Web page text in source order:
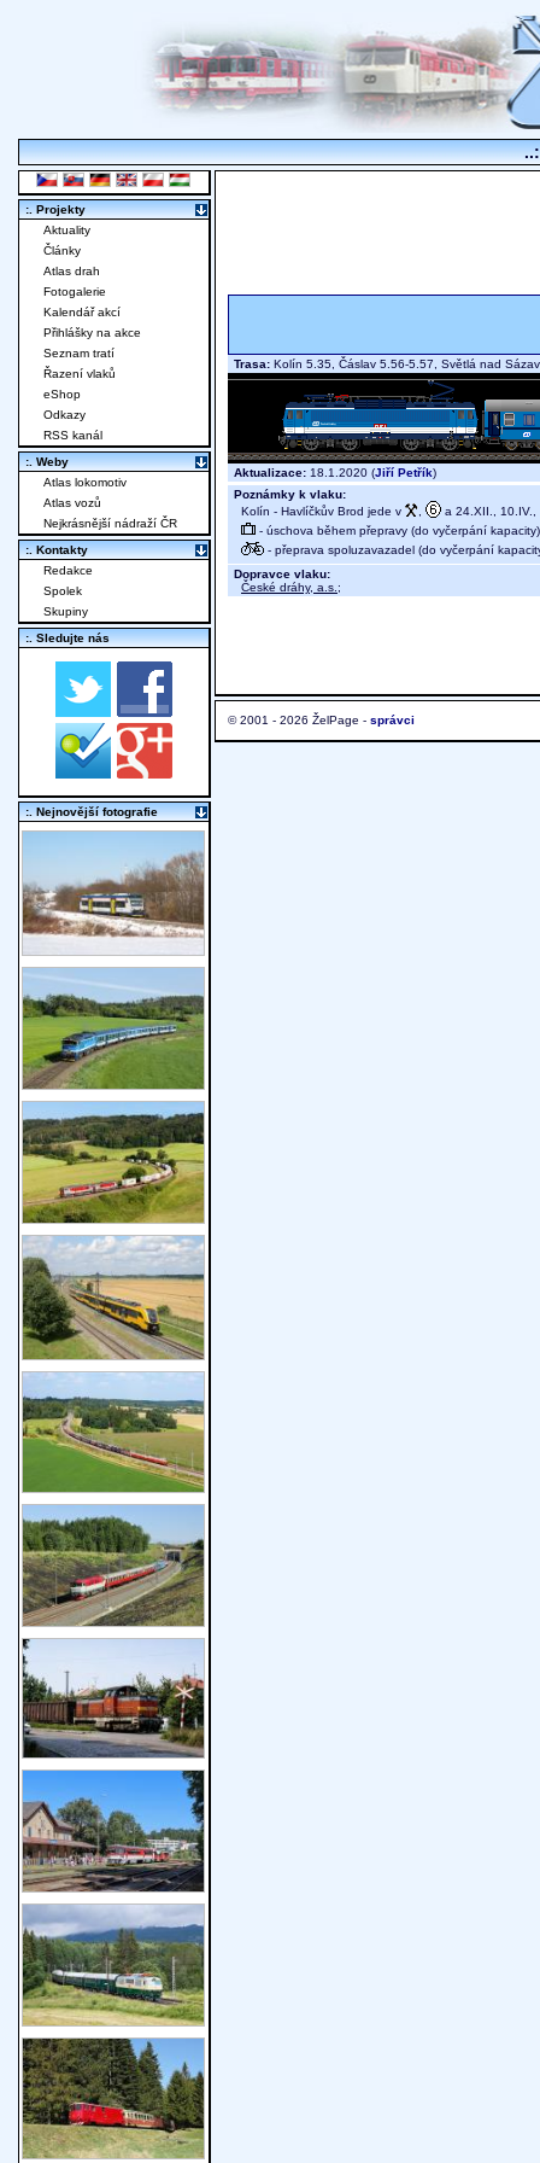
Trasa: Kolín 5.35, Čáslav 5.56-5.57, Světlá nad
Aktualizace: 18.1.2020 (Jiří Petřík)
Poznámky k vlaku:
Kolín - Havlíčkův Brod jede v
a 24.XII., 10.IV.,
- úschova během přepravy (do vyčerpání kapacity)
- přeprava spoluzavazadel (do vyčerpání
Dopravce vlaku:
České dráhy, a.s. ;
© 2001 - 2026 ŽelPage - správci
:. Projekty
Aktuality
Články
Atlas drah
Fotogalerie
Kalendář akcí
Přihlášky na akce
Seznam tratí
Řazení vlaků
eShop
Odkazy
RSS kanál
:. Weby
Atlas lokomotiv
Atlas vozů
Nejkrásnější nádraží ČR
:. Kontakty
Redakce
Spolek
Skupiny
:. Sledujte nás
:. Nejnovější fotografie